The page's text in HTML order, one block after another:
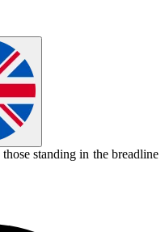
standing in the breadline